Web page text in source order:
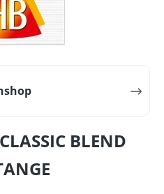
BLEND